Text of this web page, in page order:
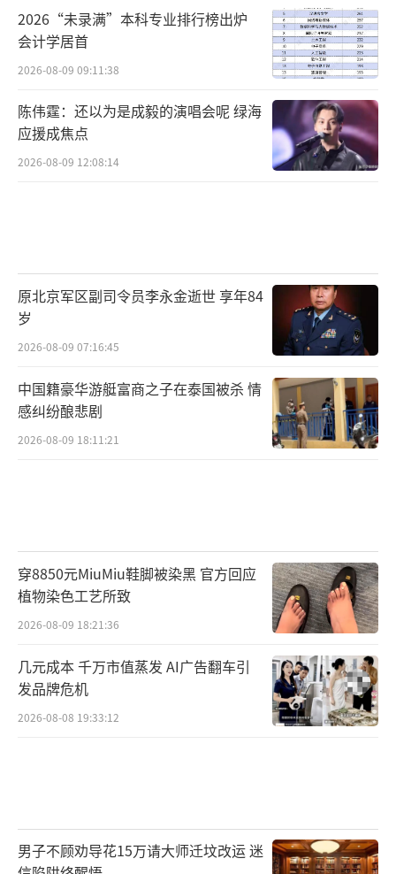
2026“未录满”本科专业排行榜出炉
会计学居首
2026-08-09 09:11:38
陈伟霆：还以为是成毅的演唱会呢 绿海
应援成焦点
2026-08-09 12:08:14
原北京军区副司令员李永金逝世 享年84
岁
2026-08-09 07:16:45
中国籍豪华游艇富商之子在泰国被杀 情
感纠纷酿悲剧
2026-08-09 18:11:21
穿8850元MiuMiu鞋脚被染黑 官方回应
植物染色工艺所致
2026-08-09 18:21:36
几元成本 千万市值蒸发 AI广告翻车引
发品牌危机
2026-08-08 19:33:12
男子不顾劝导花15万请大师迁坟改运 迷